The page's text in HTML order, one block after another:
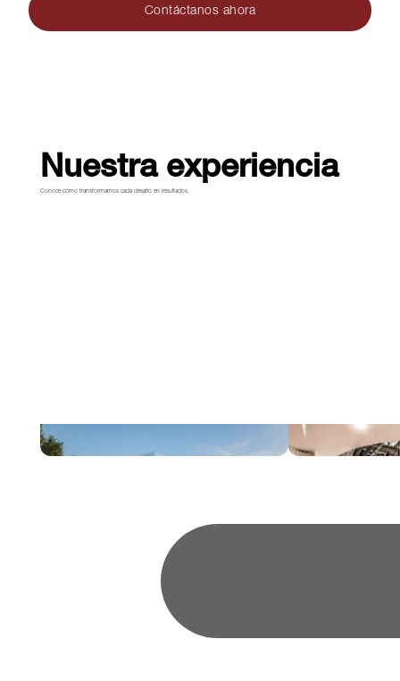
Contáctanos ahora
Nuestra experiencia
Conoce cómo transformamos cada desafío en resultados.